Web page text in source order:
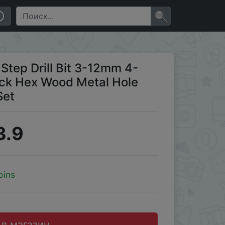
Hole Cutter Core Drilling Tools Set
Drill Bit 3-12mm 4-
Hex Wood Metal Hole